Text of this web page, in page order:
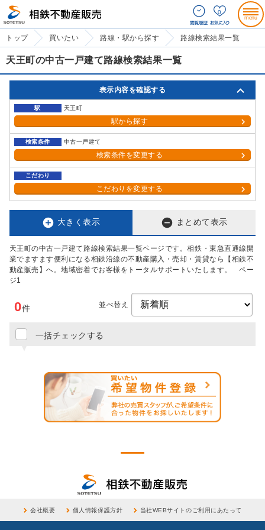
0
トップ 買いたい 路線・駅から探す 路線検索結果一覧
天王町の中古一戸建て路線検索結果一覧
表示内容を確認する
駅 天王町
駅から探す
検索条件 中古一戸建て
検索条件を変更する
こだわり
こだわりを変更する
 大きく表示  まとめて表示
天王町の中古一戸建て路線検索結果一覧ページです。相鉄・東急直通線開
業でますます便利になる相鉄沿線の不動産購入・売却・賃貸なら【相鉄不
動産販売】へ。地域密着でお客様をトータルサポートいたします。 ペー
ジ1
並べ替え
一括チェックする
0件
会社概要 個人情報保護方針 当社WEBサイトのご利用にあたって